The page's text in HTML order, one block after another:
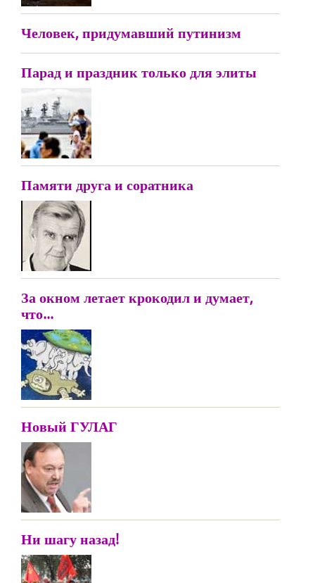
Человек, придумавший путинизм
Парад и праздник только для элиты
Памяти друга и соратника
За окном летает крокодил и думает,
что...
Новый ГУЛАГ
Ни шагу назад!